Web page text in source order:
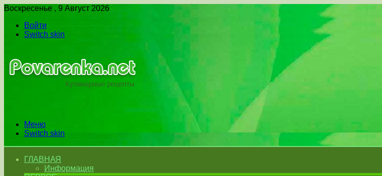
Воскресенье , 9 Август 2026
Войти
Switch skin
Меню
Switch skin
ГЛАВНАЯ
Информация